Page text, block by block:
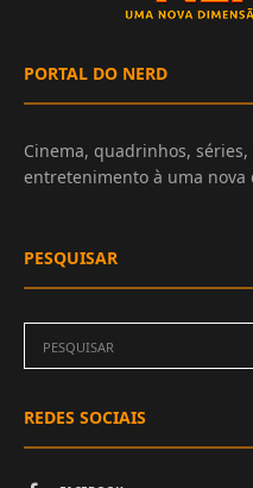
PORTAL DO NERD
Cinema, quadrinhos,
entretenimento à uma nova
PESQUISAR
REDES SOCIAIS